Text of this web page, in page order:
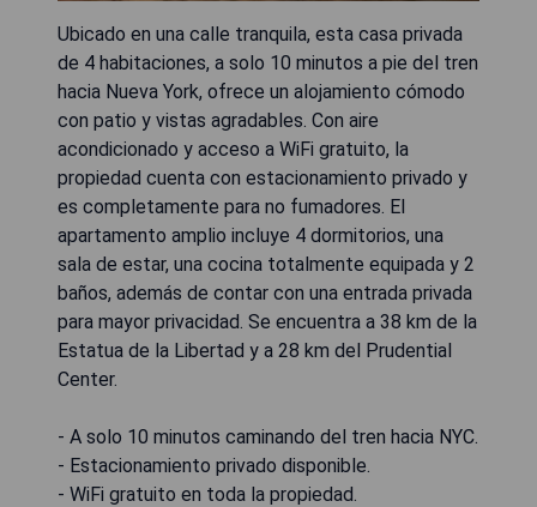
Ubicado en una calle tranquila, esta casa privada
de 4 habitaciones, a solo 10 minutos a pie del tren
hacia Nueva York, ofrece un alojamiento cómodo
con patio y vistas agradables. Con aire
acondicionado y acceso a WiFi gratuito, la
propiedad cuenta con estacionamiento privado y
es completamente para no fumadores. El
apartamento amplio incluye 4 dormitorios, una
sala de estar, una cocina totalmente equipada y 2
baños, además de contar con una entrada privada
para mayor privacidad. Se encuentra a 38 km de la
Estatua de la Libertad y a 28 km del Prudential
Center.
- A solo 10 minutos caminando del tren hacia NYC.
- Estacionamiento privado disponible.
- WiFi gratuito en toda la propiedad.